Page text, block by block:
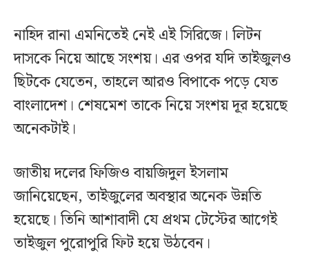
নাহিদ রানা এমনিতেই নেই এই সিরিজে। লিটন
দাসকে নিয়ে আছে সংশয়। এর ওপর যদি তাইজুলও
ছিটকে যেতেন, তাহলে আরও বিপাকে পড়ে যেত
বাংলাদেশ। শেষমেশ তাকে নিয়ে সংশয় দূর হয়েছে
অনেকটাই।
জাতীয় দলের ফিজিও বায়জিদুল ইসলাম
জানিয়েছেন, তাইজুলের অবস্থার অনেক উন্নতি
হয়েছে। তিনি আশাবাদী যে প্রথম টেস্টের আগেই
তাইজুল পুরোপুরি ফিট হয়ে উঠবেন।